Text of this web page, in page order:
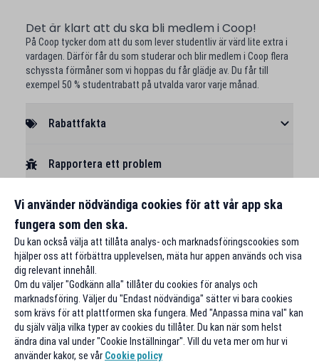
Det är klart att du ska bli medlem i Coop!
På Coop tycker dom att du som lever studentliv är värd lite extra i
vardagen. Därför får du som studerar och blir medlem i Coop flera
schyssta förmåner som vi hoppas du får glädje av. Du får till
exempel 50 % studentrabatt på utvalda varor varje månad.
Rabattfakta
Rapportera ett problem
Vi använder nödvändiga cookies för att vår app ska
fungera som den ska.
Du kan också välja att tillåta analys- och marknadsföringscookies som
hjälper oss att förbättra upplevelsen, mäta hur appen används och visa
dig relevant innehåll.
Om du väljer "Godkänn alla" tillåter du cookies för analys och
marknadsföring. Väljer du "Endast nödvändiga" sätter vi bara cookies
som krävs för att plattformen ska fungera. Med "Anpassa mina val" kan
du själv välja vilka typer av cookies du tillåter. Du kan när som helst
ändra dina val under "Cookie Inställningar". Vill du veta mer om hur vi
använder kakor, se vår Cookie policy